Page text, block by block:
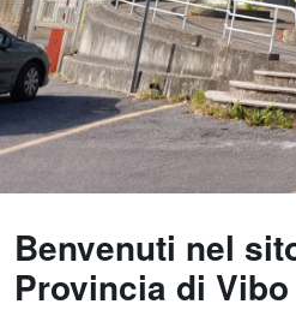
Benvenuti nel
Provincia di